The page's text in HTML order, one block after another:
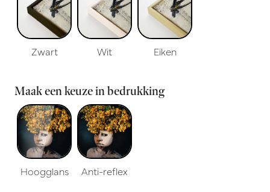
Zwart Wit Eiken
Maak een keuze in bedrukking
Hoogglans Anti-reflex